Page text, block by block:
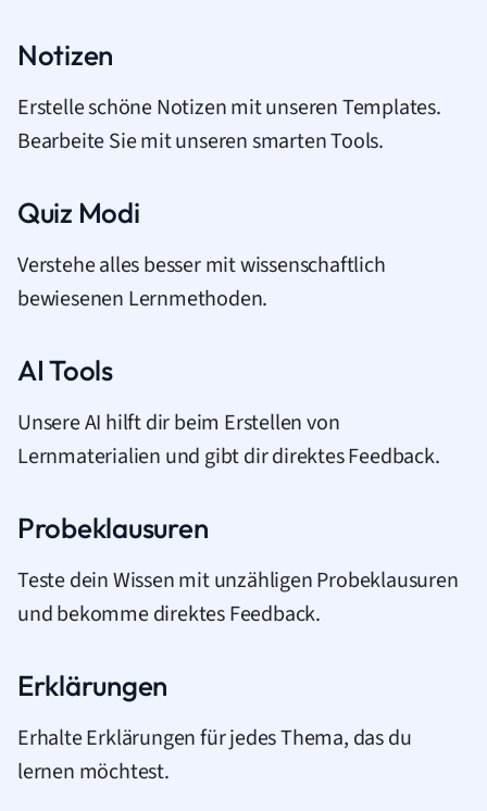
Notizen
Erstelle schöne Notizen mit unseren Templates.
Bearbeite Sie mit unseren smarten Tools.
Quiz Modi
Verstehe alles besser mit wissenschaftlich
bewiesenen Lernmethoden.
AI Tools
Unsere AI hilft dir beim Erstellen von
Lernmaterialien und gibt dir direktes Feedback.
Probeklausuren
Teste dein Wissen mit unzähligen Probeklausuren
und bekomme direktes Feedback.
Erklärungen
Erhalte Erklärungen für jedes Thema, das du
lernen möchtest.